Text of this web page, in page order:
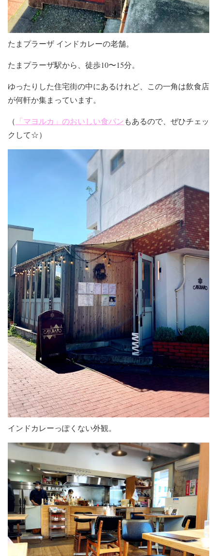
たまプラーザ インドカレーの老舗。
たまプラーザ駅から、徒歩10〜15分。
ゆったりした住宅街の中にあるけれど、この一角は飲食店
が何軒か集まっています。
（ 「マヨルカ」のおいしい食パンもあるので、ぜひチェッ
クして☆）
インドカレーっぽくない外観。